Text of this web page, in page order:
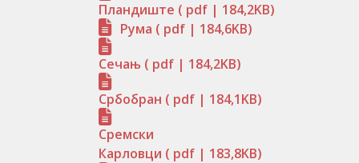
Пландиште ( pdf | 184,2KB)
Рума ( pdf | 184,6KB)
Сечањ ( pdf | 184,2KB)
Србобран ( pdf | 184,1KB)
Сремски
Карловци ( pdf | 183,8KB)